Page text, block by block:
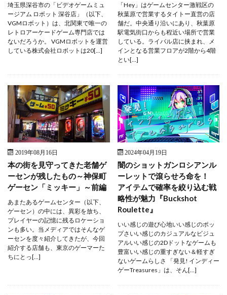
埼玉県深谷市の「ビデオゲームミュ
ージアム ロボット 深谷店」（以下、
VGMロボット）は、北関東で唯一の
レトロアーケードゲーム専門店では
ないだろうか。 VGMロボットを運営
している株式会社ロボットは20[…]
「Hey」はゲームセンター激戦区の
秋葉原で営業するタイトー直営の店
舗だ。中央通り沿いにあり、秋葉原
駅電気街口からも程近い場所で営業
している。ライバル店に挟まれ、メ
インとなる営業フロアが2階から4階
とい[…]
2019年08月16日
本の街を見守ってきた老舗ゲ
ーセンが残したもの～神保町
ゲーセン「ミッキー」～前編
あまたあるゲームセンター（以下、
ゲーセン）の中には、異彩を放ち、
プレイヤーの記憶に残るロケーショ
ンも多い。当メディアではそんなゲ
ーセンを度々紹介してきたが、今回
紹介する店舗も、東京のゲーマーた
ちにとっ[…]
2024年04月19日
闇のショットガンロシアンル
ーレットで滾らせろ命を！
アイテムで確率を絞り込む戦
略性が魅力『Buckshot
Roulette』
いい感じの遊び心地いい感じのポッ
プさいい感じのカジュアルなビジュ
アルいい感じの2Dドットなゲームも
豊富いい感じの重すぎない＆軽すぎ
ないゲームらしさ 「発見! インディー
ゲーTreasures」は、そん[…]